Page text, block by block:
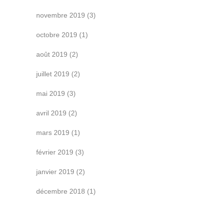
novembre 2019 (3)
octobre 2019 (1)
août 2019 (2)
juillet 2019 (2)
mai 2019 (3)
avril 2019 (2)
mars 2019 (1)
février 2019 (3)
janvier 2019 (2)
décembre 2018 (1)